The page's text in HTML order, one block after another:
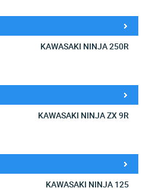
KAWASAKI NINJA 250R
KAWASAKI NINJA ZX 9R
KAWASAKI NINJA 125